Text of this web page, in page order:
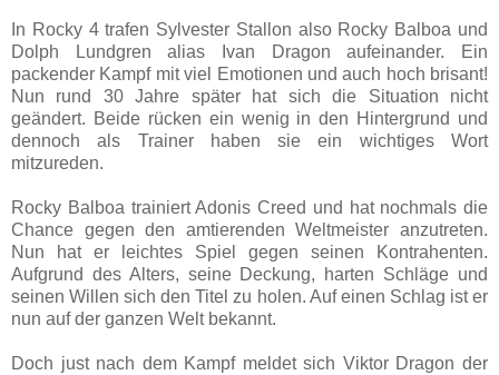
In Rocky 4 trafen Sylvester Stallon also Rocky Balboa und
Dolph Lundgren alias Ivan Dragon aufeinander. Ein
packender Kampf mit viel Emotionen und auch hoch brisant!
Nun rund 30 Jahre später hat sich die Situation nicht
geändert. Beide rücken ein wenig in den Hintergrund und
dennoch als Trainer haben sie ein wichtiges Wort
mitzureden.
Rocky Balboa trainiert Adonis Creed und hat nochmals die
Chance gegen den amtierenden Weltmeister anzutreten.
Nun hat er leichtes Spiel gegen seinen Kontrahenten.
Aufgrund des Alters, seine Deckung, harten Schläge und
seinen Willen sich den Titel zu holen. Auf einen Schlag ist er
nun auf der ganzen Welt bekannt.
Doch just nach dem Kampf meldet sich Viktor Dragon der